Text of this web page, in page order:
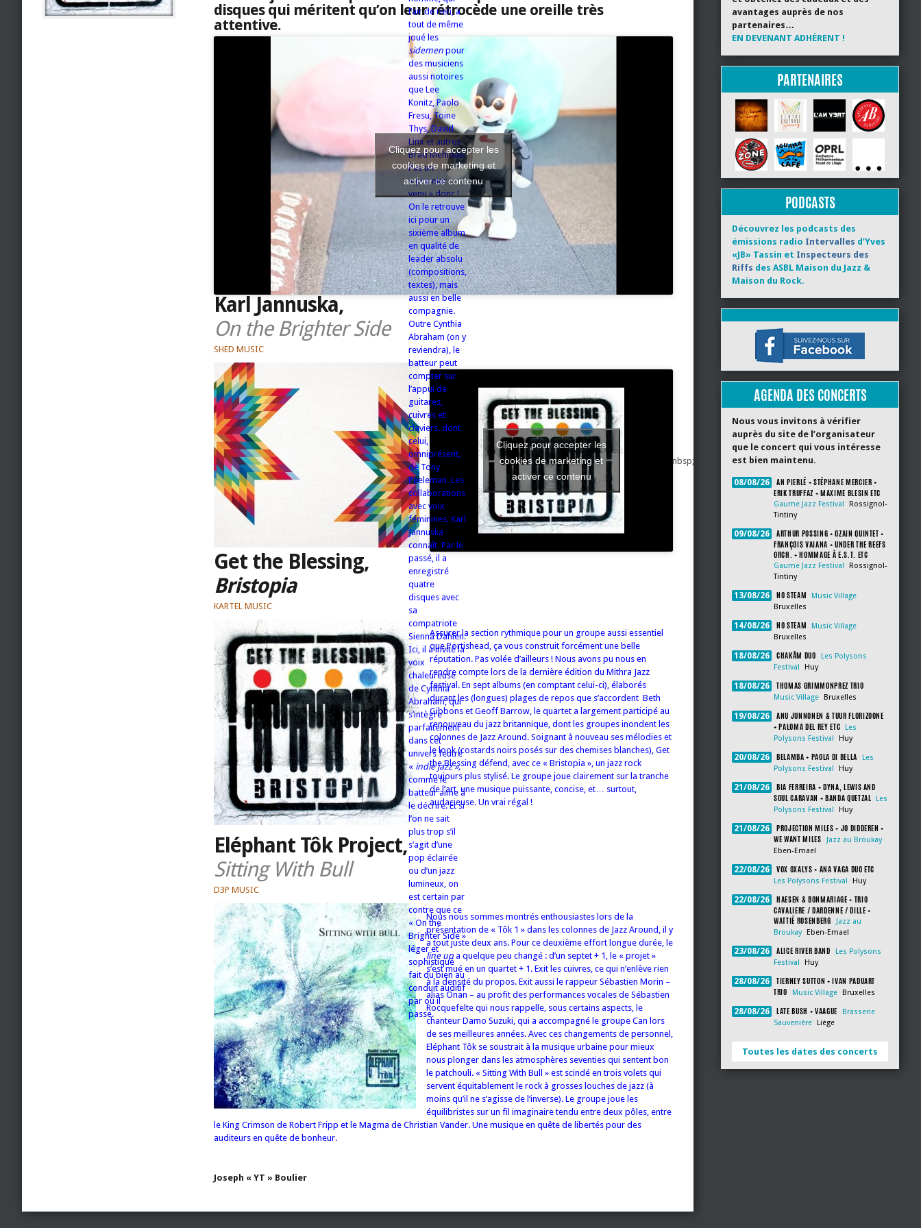
disques qui méritent qu’on leur rétrocède une oreille très
attentive.
Cliquez pour accepter les
cookies de marketing et
activer ce contenu
Karl Jannuska,
On the Brighter Side
SHED MUSIC
l’air de rien, a
tout de même
joué les
sidemen pour
des musiciens
aussi notoires
que Lee
Konitz, Paolo
Fresu, Toine
Thys, David
Linx et autres
Brad Mehldau.
Pas un
« premier
venu » donc !
On le retrouve
ici pour un
sixième album
en qualité de
leader absolu
(compositions,
textes), mais
aussi en belle
compagnie.
Outre Cynthia
Abraham (on y
reviendra), le
batteur peut
compter sur
l’appui de
guitares,
cuivres et
claviers, dont
celui,
omniprésent,
de Tony
Paeleman. Les
collaborations
avec voix
féminines, Karl
Jannuska
connaît. Par le
passé, il a
enregistré
quatre
disques avec
sa
compatriote
Sienna Dahlen.
Ici, il a invité la
voix
chaleureuse
de Cynthia
Abraham, qui
s’intègre
parfaitement
dans cet
univers feutré
« indie jazz »,
comme le
batteur aime à
le décrire. Et si
l’on ne sait
plus trop s’il
s’agit d’une
pop éclairée
ou d’un jazz
lumineux, on
est certain par
contre que ce
« On the
Brighter Side »
léger et
sophistiqué
fait du bien au
conduit auditif
par où il
passe.
nbsp;
Cliquez pour accepter les
cookies de marketing et
activer ce contenu
Get the Blessing,
Bristopia
KARTEL MUSIC
Assurer la section rythmique pour un groupe aussi essentiel
que Portishead, ça vous construit forcément une belle
réputation. Pas volée d’ailleurs ! Nous avons pu nous en
rendre compte lors de la dernière édition du Mithra Jazz
festival. En sept albums (en comptant celui-ci), élaborés
durant les (longues) plages de repos que s’accordent Beth
Gibbons et Geoff Barrow, le quartet a largement participé au
renouveau du jazz britannique, dont les groupes inondent les
colonnes de Jazz Around. Soignant à nouveau ses mélodies et
le look (costards noirs posés sur des chemises blanches), Get
the Blessing défend, avec ce « Bristopia », un jazz rock
toujours plus stylisé. Le groupe joue clairement sur la tranche
de l’art, une musique puissante, concise, et… surtout,
audacieuse. Un vrai régal !
Eléphant Tôk Project,
Sitting With Bull
D3P MUSIC
Nous nous sommes montrés enthousiastes lors de la
présentation de « Tôk 1 » dans les colonnes de Jazz Around, il y
a tout juste deux ans. Pour ce deuxième effort longue durée, le
line up a quelque peu changé : d’un septet + 1, le « projet »
s’est mué en un quartet + 1. Exit les cuivres, ce qui n’enlève rien
à la densité du propos. Exit aussi le rappeur Sébastien Morin –
alias Onan – au profit des performances vocales de Sébastien
Rocquefelte qui nous rappelle, sous certains aspects, le
chanteur Damo Suzuki, qui a accompagné le groupe Can lors
de ses meilleures années. Avec ces changements de personnel,
Eléphant Tôk se soustrait à la musique urbaine pour mieux
nous plonger dans les atmosphères seventies qui sentent bon
le patchouli. « Sitting With Bull » est scindé en trois volets qui
servent équitablement le rock à grosses louches de jazz (à
moins qu’il ne s’agisse de l’inverse). Le groupe joue les
équilibristes sur un fil imaginaire tendu entre deux pôles, entre
le King Crimson de Robert Fripp et le Magma de Christian Vander. Une musique en quête de libertés pour des
auditeurs en quête de bonheur.
Joseph « YT » Boulier
avantages auprès de nos
partenaires…
EN DEVENANT ADHÉRENT !
PARTENAIRES
PODCASTS
Découvrez les podcasts des
émissions radio Intervalles d’Yves
«JB» Tassin et Inspecteurs des
Riffs des ASBL Maison du Jazz &
Maison du Rock.
AGENDA DES CONCERTS
Nous vous invitons à vérifier
auprès du site de l’organisateur
que le concert qui vous intéresse
est bien maintenu.
08/08/26
AN PIERLÉ + STÉPHANE MERCIER +
ERIK TRUFFAZ + MAXIME BLESIN ETC
Gaume Jazz Festival
Rossignol-
Tintiny
09/08/26
ARTHUR POSSING + OZAIN QUINTET +
FRANÇOIS VAIANA + UNDER THE REEFS
ORCH. + HOMMAGE À E.S.T. ETC
Gaume Jazz Festival
Rossignol-
Tintiny
13/08/26 NO STEAM
Music Village
Bruxelles
14/08/26 NO STEAM
Music Village
Bruxelles
18/08/26 CHAKÂM DUO
Les Polysons
Festival
Huy
18/08/26 THOMAS GRIMMONPREZ TRIO
Music Village Bruxelles
19/08/26
ANU JUNNONEN & TUUR FLORIZOONE
+ PALOMA DEL REY ETC
Les
Polysons Festival
Huy
20/08/26 BELAMBA + PAOLA DI BELLA
Les
Polysons Festival
Huy
21/08/26
BIA FERREIRA + DYNA, LEWIS AND
SOUL CARAVAN + BANDA QUETZAL
Les
Polysons Festival
Huy
21/08/26
PROJECTION MILES + JO DIDDEREN +
WE WANT MILES
Jazz au Broukay
Eben-Emael
22/08/26 VOX OXALYS + ANA VAGA DUO ETC
Les Polysons Festival Huy
22/08/26
HAESEN & BONMARIAGE + TRIO
CAVALIERE / DARDENNE / DILLE +
WATTIÉ ROSENBERG
Jazz au
Broukay
Eben-Emael
23/08/26 ALICE RIVER BAND
Les Polysons
Festival
Huy
28/08/26
TIERNEY SUTTON + IVAN PADUART
TRIO
Music Village Bruxelles
28/08/26 LATE BUSH + VAAGUE
Brasserie
Sauvenière
Liège
Toutes les dates des concerts